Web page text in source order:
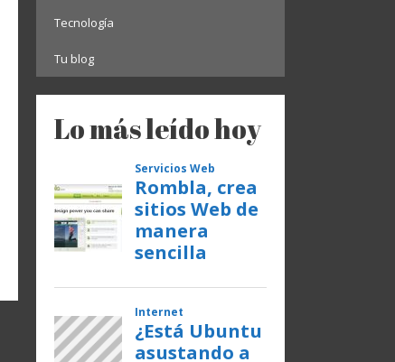
Tecnología
Tu blog
Lo más leído hoy